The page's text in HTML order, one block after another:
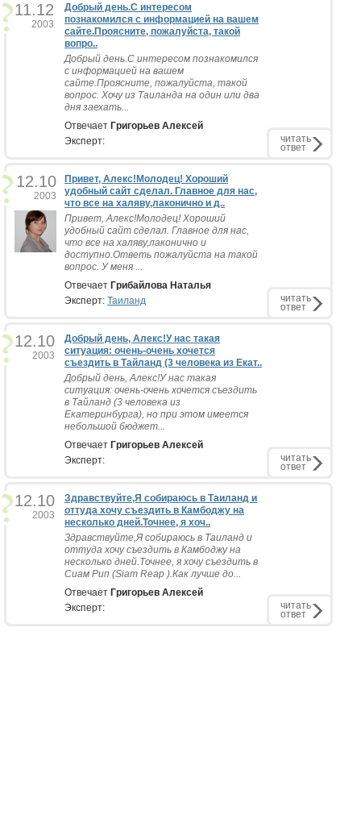
11.12
2003
Добрый день.С интересом
познакомился с информацией на вашем
сайте.Проясните, пожалуйста, такой
вопро..
Добрый день.С интересом познакомился
с информацией на вашем
сайте.Проясните, пожалуйста, такой
вопрос. Хочу из Таиланда на один или два
дня заехать...
Отвечает Григорьев Алексей
Эксперт:
читать
ответ
12.10
2003
Привет, Алекс!Молодец! Хороший
удобный сайт сделал. Главное для нас,
что все на халяву,лаконично и д..
Привет, Алекс!Молодец! Хороший
удобный сайт сделал. Главное для нас,
что все на халяву,лаконично и
доступно.Ответь пожалуйста на такой
вопрос. У меня ...
Отвечает Грибайлова Наталья
Эксперт: Таиланд читать
ответ
12.10
2003
Добрый день, Алекс!У нас такая
ситуация: очень-очень хочется
съездить в Тайланд (3 человека из Екат..
Добрый день, Алекс!У нас такая
ситуация: очень-очень хочется съездить
в Тайланд (3 человека из
Екатеринбурга), но при этом имеется
небольшой бюджет...
Отвечает Григорьев Алексей
Эксперт:
читать
ответ
12.10
2003
Здравствуйте,Я собираюсь в Таиланд и
оттуда хочу съездить в Камбоджу на
несколько дней.Точнее, я хоч..
Здравствуйте,Я собираюсь в Таиланд и
оттуда хочу съездить в Камбоджу на
несколько дней.Точнее, я хочу съездить в
Сиам Рип (Siam Reap ).Как лучше до...
Отвечает Григорьев Алексей
Эксперт:
читать
ответ